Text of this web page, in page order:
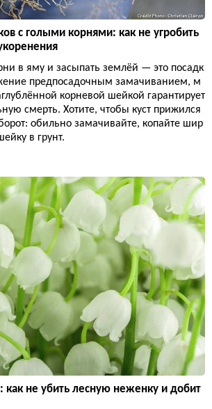
с голыми корнями: как не угробить
в яму и засыпать землёй — это посадк
предпосадочным замачиванием, м
корневой шейкой гарантирует
смерть. Хотите, чтобы куст прижился
обильно замачивайте, копайте шир
в грунт.
не убить лесную неженку и добит